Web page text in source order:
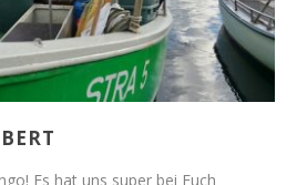
Es hat uns super bei Euch